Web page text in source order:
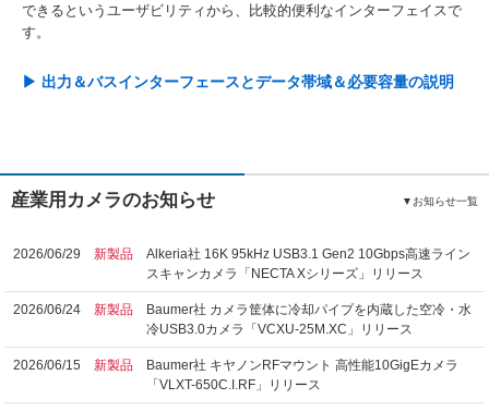
できるというユーザビリティから、比較的便利なインターフェイスで
す。
▶ 出力＆バスインターフェースとデータ帯域＆必要容量の説明
産業用カメラのお知らせ ▼お知らせ一覧
2026/06/29 新製品
Alkeria社 16K 95kHz USB3.1 Gen2 10Gbps高速ライン
スキャンカメラ「NECTA Xシリーズ」リリース
2026/06/24 新製品
Baumer社 カメラ筐体に冷却パイプを内蔵した空冷・水
冷USB3.0カメラ「VCXU-25M.XC」リリース
2026/06/15 新製品
Baumer社 キヤノンRFマウント 高性能10GigEカメラ
「VLXT-650C.I.RF」リリース